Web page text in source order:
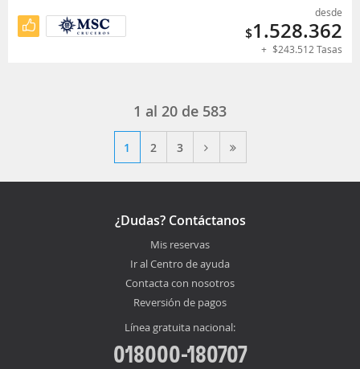
desde
$1.528.362
+ $243.512 Tasas
1 al 20 de 583
1 2 3
¿Dudas? Contáctanos
Mis reservas
Ir al Centro de ayuda
Contacta con nosotros
Reversión de pagos
Línea gratuita nacional:
018000-180707